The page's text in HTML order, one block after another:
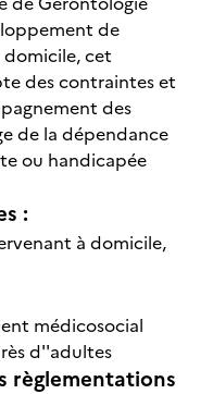
de
domicile, cet
des contraintes et
des
de la dépendance
ou handicapée
:
à domicile,
médicosocial
d''adultes
règlementations